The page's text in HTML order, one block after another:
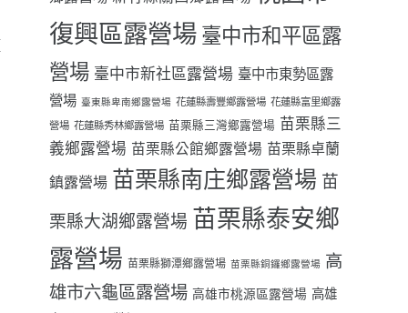
復興區露營場 臺中市和平區露
營場 臺中市新社區露營場 臺中市東勢區露
營場 臺東縣卑南鄉露營場 花蓮縣壽豐鄉露營場 花蓮縣富里鄉露
營場 花蓮縣秀林鄉露營場 苗栗縣三灣鄉露營場 苗栗縣三
義鄉露營場 苗栗縣公館鄉露營場 苗栗縣卓蘭
鎮露營場 苗栗縣南庄鄉露營場 苗
栗縣大湖鄉露營場 苗栗縣泰安鄉
露營場 苗栗縣獅潭鄉露營場 苗栗縣銅鑼鄉露營場 高
雄市六龜區露營場 高雄市桃源區露營場 高雄